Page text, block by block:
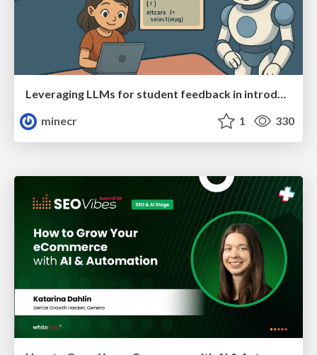
Leveraging LLMs for student feedback in introductory data science courses - posit::conf(2025)
minecr
1 330